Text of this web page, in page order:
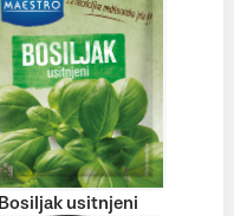
Bosiljak usitnjeni